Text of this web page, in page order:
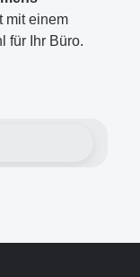
mit einem
für Ihr Büro.